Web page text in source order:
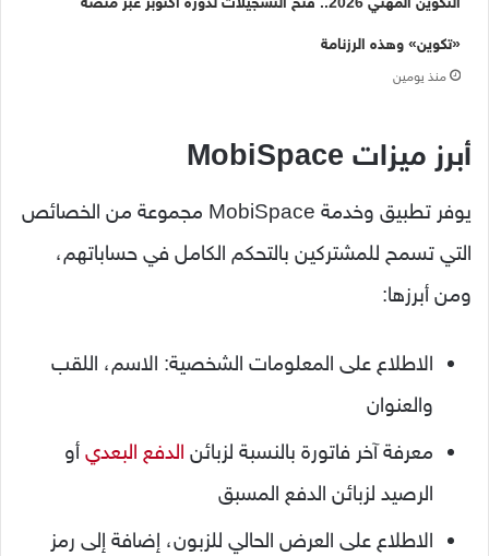
«تكوين» وهذه الرزنامة
منذ يومين
أبرز ميزات MobiSpace
يوفر تطبيق وخدمة MobiSpace مجموعة من الخصائص
التي تسمح للمشتركين بالتحكم الكامل في حساباتهم،
ومن أبرزها:
الاطلاع على المعلومات الشخصية: الاسم، اللقب
والعنوان
معرفة آخر فاتورة بالنسبة لزبائن الدفع البعدي أو
الرصيد لزبائن الدفع المسبق
الاطلاع على العرض الحالي للزبون، إضافة إلى رمز